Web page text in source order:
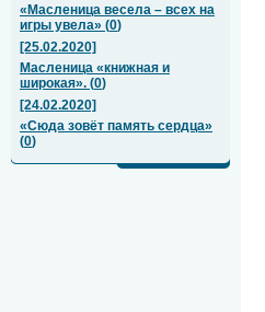
«Масленица весела – всех на
игры увела» (0)
[25.02.2020]
Масленица «книжная и
широкая». (0)
[24.02.2020]
«Сюда зовёт память сердца»
(0)